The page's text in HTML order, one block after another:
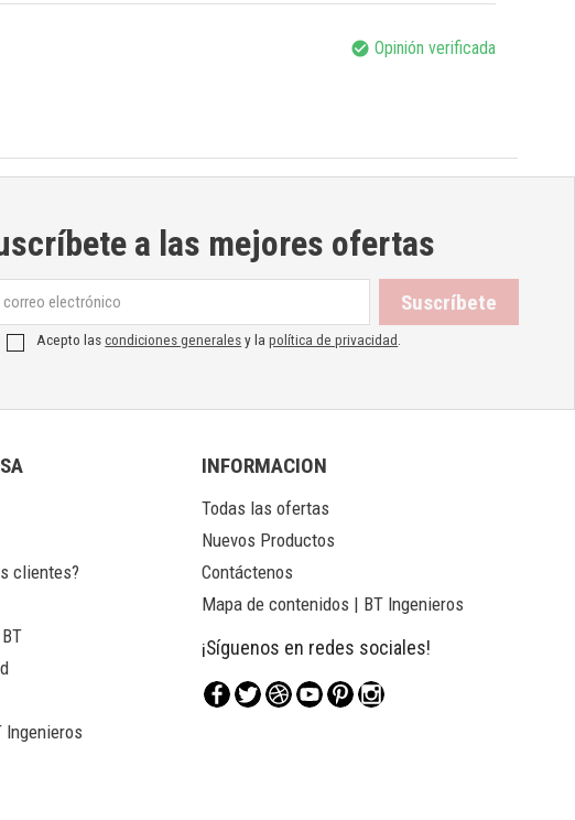
check_circle Opinión verificada
a las mejores ofertas
Acepto lascondiciones generalesy lapolítica de privacidad.
clientes?
Ingenieros
INFORMACION
Todas las ofertas
Nuevos Productos
Contáctenos
Mapa de contenidos | BT Ingenieros
¡Síguenos en redes sociales!
Facebook
Twitter
RssYouTube
PinterestInstagram